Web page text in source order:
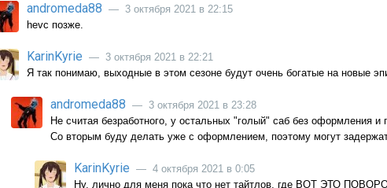
andromeda88 — 3 октября 2021 в 22:15
hevc позже.
KarinKyrie — 3 октября 2021 в 22:21
Я так понимаю, выходные в этом сезоне будут очень богатые на новые
andromeda88 — 3 октября 2021 в 23:28
Не считая безработного, у остальных "голый" саб без оформления и
Со вторым буду делать уже с оформлением, поэтому могут
KarinKyrie — 4 октября 2021 в 0:05
Ну, лично для меня пока что нет тайтлов, где ВОТ ЭТО